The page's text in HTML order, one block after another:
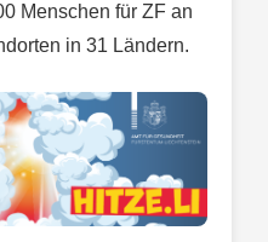
Menschen für ZF an
in 31 Ländern.